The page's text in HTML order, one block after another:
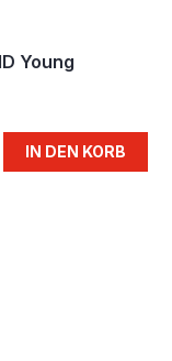
Young
IN DEN KORB